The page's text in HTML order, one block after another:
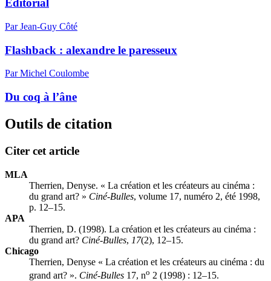
Éditorial
Par Jean-Guy Côté
Flashback : alexandre le paresseux
Par Michel Coulombe
Du coq à l’âne
Outils de citation
Citer cet article
MLA
Therrien, Denyse. « La création et les créateurs au cinéma :
du grand art? » Ciné-Bulles, volume 17, numéro 2, été 1998,
p. 12–15.
APA
Therrien, D. (1998). La création et les créateurs au cinéma :
du grand art? Ciné-Bulles, 17(2), 12–15.
Chicago
Therrien, Denyse « La création et les créateurs au cinéma : du
grand art? ». Ciné-Bulles 17, no 2 (1998) : 12–15.